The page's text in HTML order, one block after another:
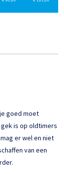
goed moet
is op oldtimers
er wel en niet
van een